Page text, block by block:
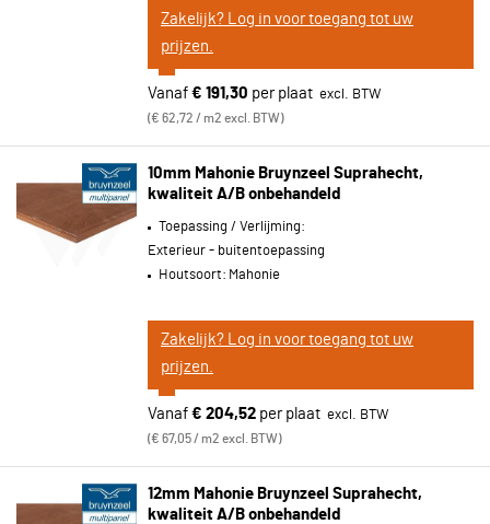
Zakelijk? Log in voor toegang tot uw
prijzen.
Vanaf € 191,30 per plaat
€ 62,72 / m2 excl. BTW
10mm Mahonie Bruynzeel Suprahecht,
kwaliteit A/B onbehandeld
Toepassing / Verlijming:
Exterieur - buitentoepassing
Houtsoort: Mahonie
Zakelijk? Log in voor toegang tot uw
prijzen.
Vanaf € 204,52 per plaat
€ 67,05 / m2 excl. BTW
12mm Mahonie Bruynzeel Suprahecht,
kwaliteit A/B onbehandeld